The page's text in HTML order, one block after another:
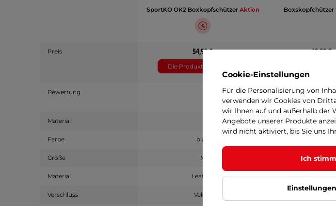
SportKO OK2 Boxkopfschützer Aktion Boxskopfchützer
Preis 54,90 €
Die Produktinformation
40,90 €
Bewertung
Material Leder
Farbe blau
Größe M
Material Leather
Verschluss Velcro
Cookie-Einstellungen
Für die Personalisierung von
verwenden wir Cookies von
wir Ihnen auf und außerhalb der
Angebote unserer Produkte
wird nicht aktiviert, bis Sie uns
Ich